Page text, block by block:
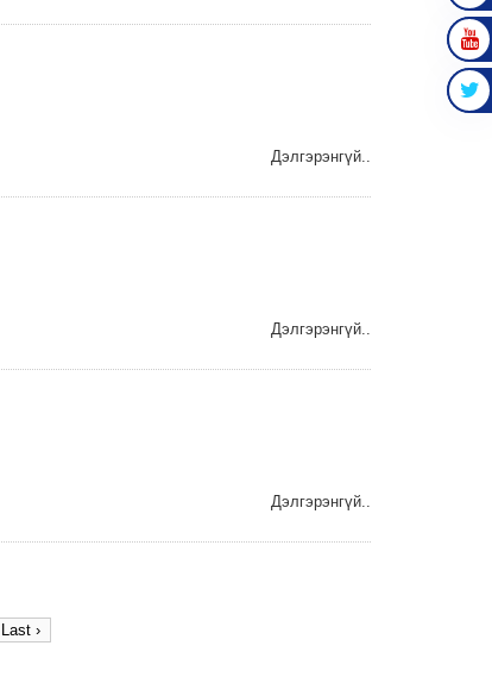
Дэлгэрэнгүй..
Дэлгэрэнгүй..
Дэлгэрэнгүй..
Last ›